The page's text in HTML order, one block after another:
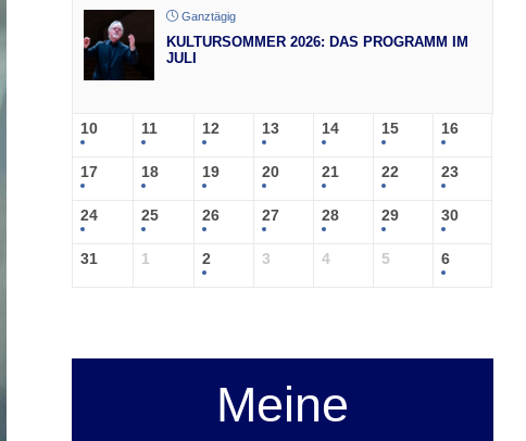
Ganztägig
KULTURSOMMER 2026: DAS PROGRAMM IM
JULI
10 11 12 13 14 15 16
17 18 19 20 21 22 23
24 25 26 27 28 29 30
31 1 2 3 4 5 6
Meine